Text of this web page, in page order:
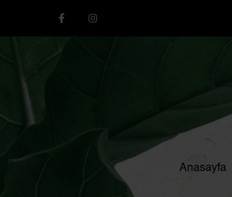
Anasayfa